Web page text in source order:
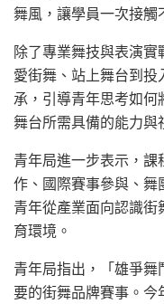
舞風，讓學員一次接觸
除了專業舞技與表演
愛街舞、站上舞台到
承，引導青年思考如
舞台所需具備的能力與
青年局進一步表示，
作、國際賽事參與、舞
青年從產業面向認識
育環境。
青年局指出，「雄爭
要的街舞品牌賽事。